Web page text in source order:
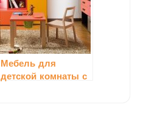
Мебель для
детской комнаты с